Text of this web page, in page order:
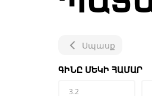
Սպասք
ԳԻՆԸ ՄԵԿԻ ՀԱՄԱՐ